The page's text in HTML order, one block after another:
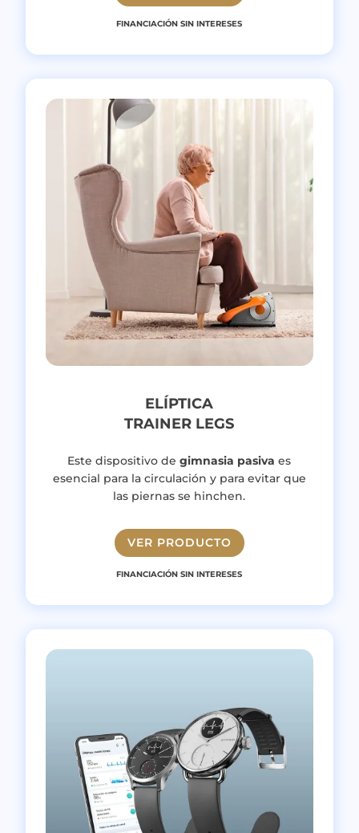
FINANCIACIÓN SIN INTERESES
ELÍPTICA
TRAINER LEGS
Este dispositivo degimnasia pasiva es
esencial para la circulación y para evitar que
las piernas se hinchen.
VER PRODUCTO
FINANCIACIÓN SIN INTERESES